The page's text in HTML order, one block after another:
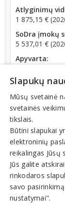
Atlyginimų
1 875,15 €
SoDra įmokų
5 537,01 €
Apyvarta:
Veiklos
Odontologijos
Burnos higiena
Chirurginis
Odontologai
Odontologijos
Odontologijos
Plombavimas
Protezavimas
Slapukų
Mūsų svetainė
svetainės
tikslais.
Būtini slapukai
elektroninių
reikalingas Jūsų
Jūs galite
rinkodaros
savo
nustatymai".